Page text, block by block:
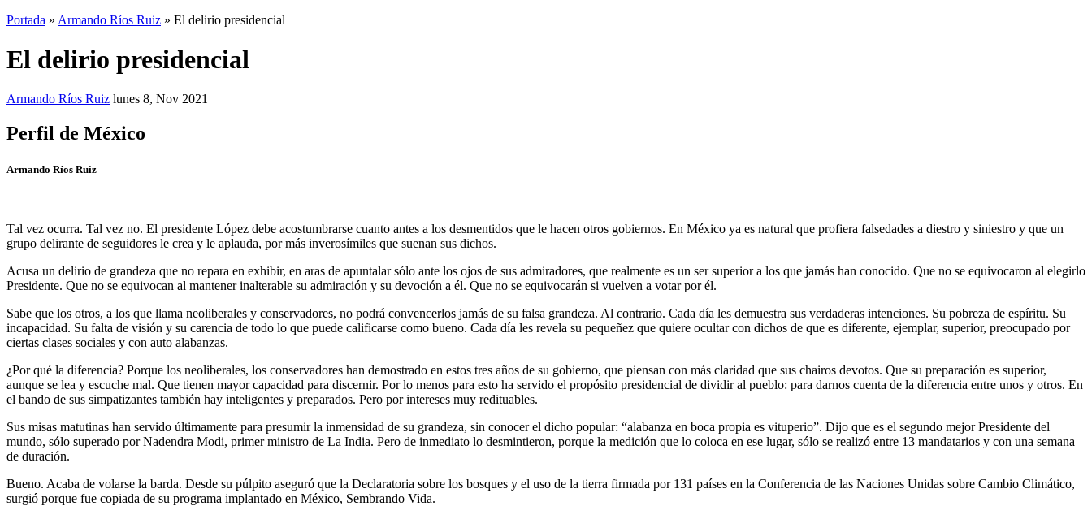
Portada » Armando Ríos Ruiz » El delirio presidencial
El delirio presidencial
Armando Ríos Ruiz lunes 8, Nov 2021
Perfil de México
Armando Ríos Ruiz
Tal vez ocurra. Tal vez no. El presidente López debe acostumbrarse cuanto antes a los desmentidos que le hacen otros gobiernos. En México ya es natural que profiera falsedades a diestro y siniestro y que un
grupo delirante de seguidores le crea y le aplauda, por más inverosímiles que suenan sus dichos.
Acusa un delirio de grandeza que no repara en exhibir, en aras de apuntalar sólo ante los ojos de sus admiradores, que realmente es un ser superior a los que jamás han conocido. Que no se equivocaron al elegirlo
Presidente. Que no se equivocan al mantener inalterable su admiración y su devoción a él. Que no se equivocarán si vuelven a votar por él.
Sabe que los otros, a los que llama neoliberales y conservadores, no podrá convencerlos jamás de su falsa grandeza. Al contrario. Cada día les demuestra sus verdaderas intenciones. Su pobreza de espíritu. Su
incapacidad. Su falta de visión y su carencia de todo lo que puede calificarse como bueno. Cada día les revela su pequeñez que quiere ocultar con dichos de que es diferente, ejemplar, superior, preocupado por
ciertas clases sociales y con auto alabanzas.
¿Por qué la diferencia? Porque los neoliberales, los conservadores han demostrado en estos tres años de su gobierno, que piensan con más claridad que sus chairos devotos. Que su preparación es superior,
aunque se lea y escuche mal. Que tienen mayor capacidad para discernir. Por lo menos para esto ha servido el propósito presidencial de dividir al pueblo: para darnos cuenta de la diferencia entre unos y otros. En
el bando de sus simpatizantes también hay inteligentes y preparados. Pero por intereses muy redituables.
Sus misas matutinas han servido últimamente para presumir la inmensidad de su grandeza, sin conocer el dicho popular: “alabanza en boca propia es vituperio”. Dijo que es el segundo mejor Presidente del
mundo, sólo superado por Nadendra Modi, primer ministro de La India. Pero de inmediato lo desmintieron, porque la medición que lo coloca en ese lugar, sólo se realizó entre 13 mandatarios y con una semana
de duración.
Bueno. Acaba de volarse la barda. Desde su púlpito aseguró que la Declaratoria sobre los bosques y el uso de la tierra firmada por 131 países en la Conferencia de las Naciones Unidas sobre Cambio Climático,
surgió porque fue copiada de su programa implantado en México, Sembrando Vida.